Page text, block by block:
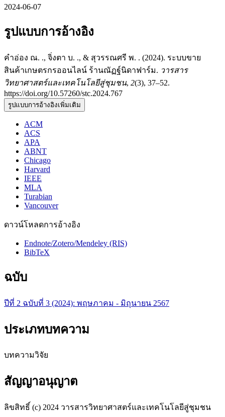
2024-06-07
รูปแบบการอ้างอิง
คำอ่อง ณ. ., จิ่งตา บ. ., & สุวรรณศรี พ. . (2024). ระบบขาย
สินค้าเกษตรกรออนไลน์ ร้านณัฏฐ์นิดาฟาร์ม. วารสาร
วิทยาศาสตร์และเทคโนโลยีสู่ชุมชน, 2(3), 37–52.
https://doi.org/10.57260/stc.2024.767
รูปแบบการอ้างอิงเพิ่มเติม
ACM
ACS
APA
ABNT
Chicago
Harvard
IEEE
MLA
Turabian
Vancouver
ดาวน์โหลดการอ้างอิง
Endnote/Zotero/Mendeley (RIS)
BibTeX
ฉบับ
ปีที่ 2 ฉบับที่ 3 (2024): พฤษภาคม - มิถุนายน 2567
ประเภทบทความ
บทความวิจัย
สัญญาอนุญาต
ลิขสิทธิ์ (c) 2024 วารสารวิทยาศาสตร์และเทคโนโลยีสู่ชุมชน